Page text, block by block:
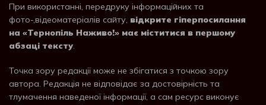
При використанні, передруку інформаційних та
фото-,відеоматеріалів сайту, відкрите гіперпосилання
на «Тернопіль Наживо!» має міститися в першому
абзаці тексту.
Точка зору редакції може не збігатися з точкою зору
автора. Редакція не відповідає за достовірність та
тлумачення наведеної інформації, а сам ресурс виконує